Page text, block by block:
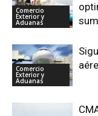
Comercio
Exterior y
Aduanas
Comercio
Exterior y
Aduanas